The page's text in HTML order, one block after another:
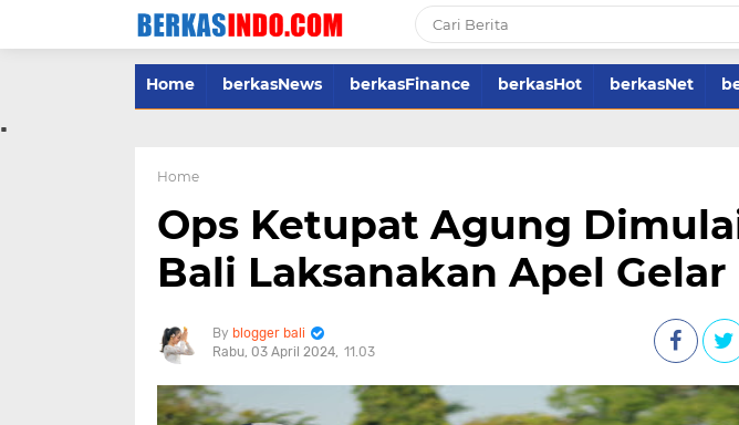
Home berkasNews berkasFinance berkasHot berkasNet
.
Home
Ops Ketupat Agung
Bali Laksanakan Apel Gelar
blogger bali
Rabu, 03 April 2024 11.03